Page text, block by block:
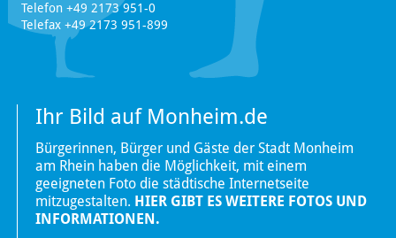
Telefon +49 2173 951-0
Telefax +49 2173 951-899
Ihr Bild auf Monheim.de
Bürgerinnen, Bürger und Gäste der Stadt Monheim
am Rhein haben die Möglichkeit, mit einem
geeigneten Foto die städtische Internetseite
mitzugestalten. HIER GIBT ES WEITERE FOTOS UND
INFORMATIONEN.